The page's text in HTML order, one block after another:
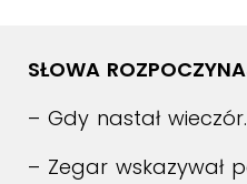
SŁOWA
– Gdy nastał
– Zegar wskazywał